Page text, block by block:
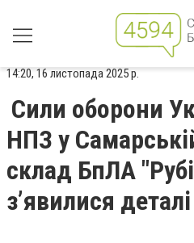
14:20, 16 листопада 2025 р.
Сили оборони
НПЗ у
склад БпЛА
з’явилися